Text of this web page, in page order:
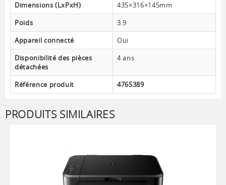
Dimensions (LxPxH)
435×316×145mm
Poids
3.9
Appareil connecté
Oui
Disponibilité des pièces
détachées
4 ans
Référence produit 4765389
PRODUITS SIMILAIRES